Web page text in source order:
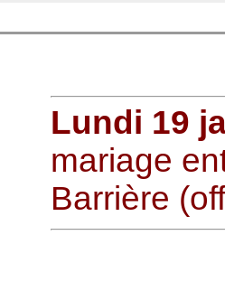
Lundi 19
mariage
Barrière